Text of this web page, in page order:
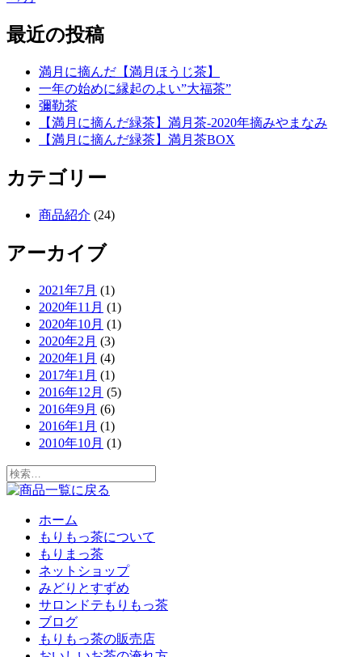
最近の投稿
満月に摘んだ【満月ほうじ茶】
一年の始めに縁起のよい”大福茶”
彌勒茶
【満月に摘んだ緑茶】満月茶-2020年摘みやまなみ
【満月に摘んだ緑茶】満月茶BOX
カテゴリー
商品紹介 (24)
アーカイブ
2021年7月 (1)
2020年11月 (1)
2020年10月 (1)
2020年2月 (3)
2020年1月 (4)
2017年1月 (1)
2016年12月 (5)
2016年9月 (6)
2016年1月 (1)
2010年10月 (1)
検
索:
ホーム
もりもっ茶について
もりまっ茶
ネットショップ
みどりとすずめ
サロンドテもりもっ茶
ブログ
もりもっ茶の販売店